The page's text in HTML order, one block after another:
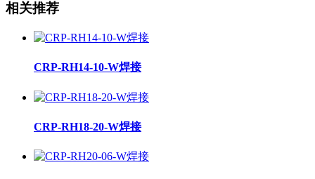
相关推荐
CRP-RH14-10-W焊接
CRP-RH18-20-W焊接